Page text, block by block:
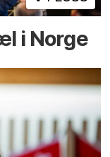
i Norge